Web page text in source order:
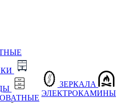
ЗЕРКАЛА
ЭЛЕКТРОКАМИНЫ